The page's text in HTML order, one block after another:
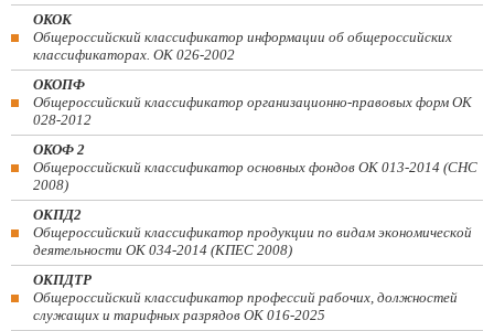
ОКОК
Общероссийский классификатор информации об общероссийских
классификаторах. ОК 026-2002
ОКОПФ
Общероссийский классификатор организационно-правовых форм ОК
028-2012
ОКОФ 2
Общероссийский классификатор основных фондов ОК 013-2014 (СНС
2008)
ОКПД2
Общероссийский классификатор продукции по видам экономической
деятельности ОК 034-2014 (КПЕС 2008)
ОКПДТР
Общероссийский классификатор профессий рабочих, должностей
служащих и тарифных разрядов ОК 016-2025